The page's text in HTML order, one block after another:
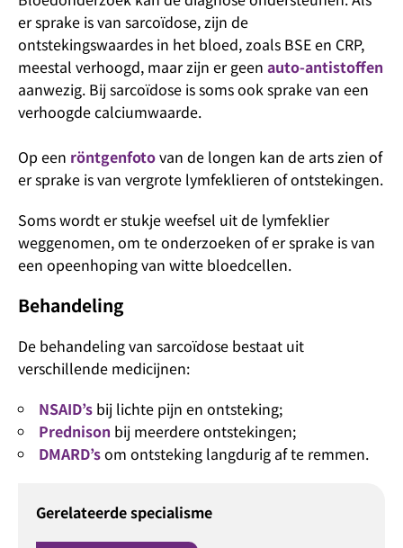
er sprake is van sarcoïdose, zijn de
ontstekingswaardes in het bloed, zoals BSE en CRP,
meestal verhoogd, maar zijn er geen auto-antistoffen
aanwezig. Bij sarcoïdose is soms ook sprake van een
verhoogde calciumwaarde.
Op een röntgenfotovan de longen kan de arts zien of
er sprake is van vergrote lymfeklieren of ontstekingen.
Soms wordt er stukje weefsel uit de lymfeklier
weggenomen, om te onderzoeken of er sprake is van
een opeenhoping van witte bloedcellen.
Behandeling
De behandeling van sarcoïdose bestaat uit
verschillende medicijnen:
NSAID’s bij lichte pijn en ontsteking;
Prednison bij meerdere ontstekingen;
DMARD’som ontsteking langdurig af te remmen.
Gerelateerde specialisme